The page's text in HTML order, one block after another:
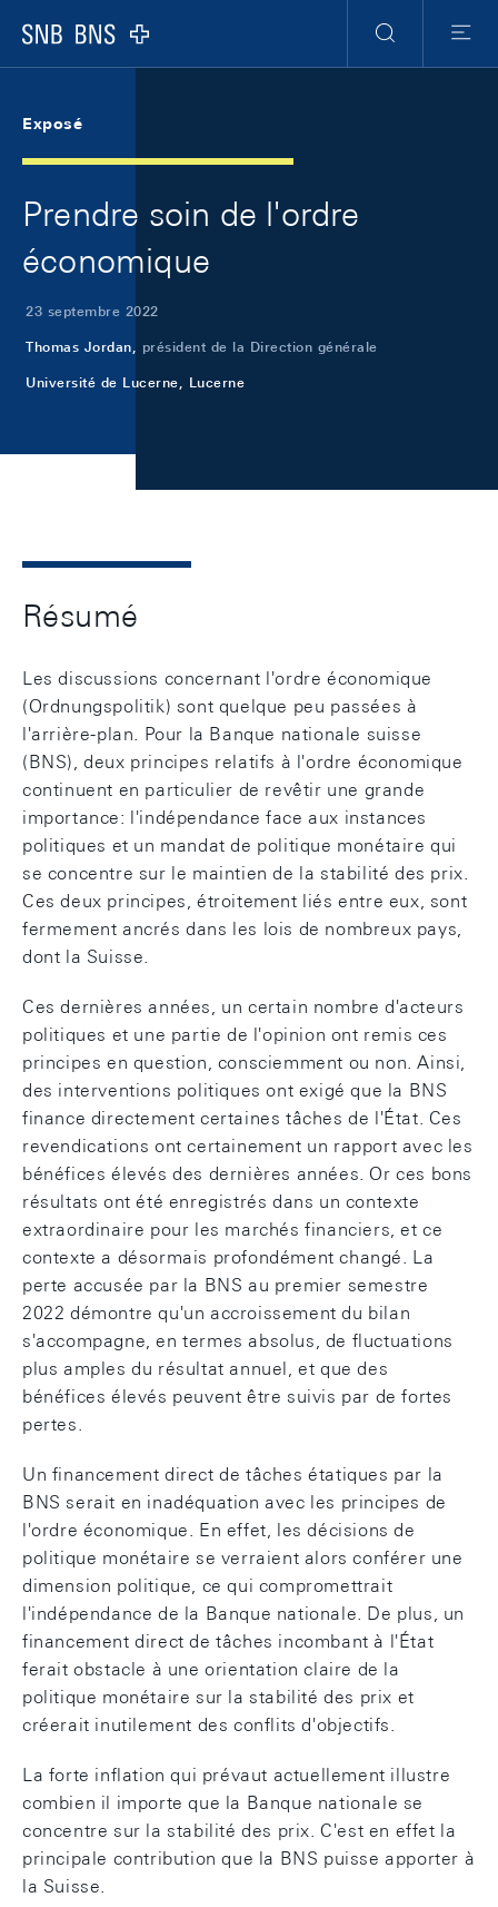
Logo
RechercheMenu
Exposé
Prendre soin de l'ordre
économique
23 septembre 2022
Thomas Jordan, président de la Direction générale
Université de Lucerne, Lucerne
Résumé
Les discussions concernant l'ordre économique
(Ordnungspolitik) sont quelque peu passées à
l'arrière-plan. Pour la Banque nationale suisse
(BNS), deux principes relatifs à l'ordre économique
continuent en particulier de revêtir une grande
importance: l'indépendance face aux instances
politiques et un mandat de politique monétaire qui
se concentre sur le maintien de la stabilité des prix.
Ces deux principes, étroitement liés entre eux, sont
fermement ancrés dans les lois de nombreux pays,
dont la Suisse.
Ces dernières années, un certain nombre d'acteurs
politiques et une partie de l'opinion ont remis ces
principes en question, consciemment ou non. Ainsi,
des interventions politiques ont exigé que la BNS
finance directement certaines tâches de l'État. Ces
revendications ont certainement un rapport avec les
bénéfices élevés des dernières années. Or ces bons
résultats ont été enregistrés dans un contexte
extraordinaire pour les marchés financiers, et ce
contexte a désormais profondément changé. La
perte accusée par la BNS au premier semestre
2022 démontre qu'un accroissement du bilan
s'accompagne, en termes absolus, de fluctuations
plus amples du résultat annuel, et que des
bénéfices élevés peuvent être suivis par de fortes
pertes.
Un financement direct de tâches étatiques par la
BNS serait en inadéquation avec les principes de
l'ordre économique. En effet, les décisions de
politique monétaire se verraient alors conférer une
dimension politique, ce qui compromettrait
l'indépendance de la Banque nationale. De plus, un
financement direct de tâches incombant à l'État
ferait obstacle à une orientation claire de la
politique monétaire sur la stabilité des prix et
créerait inutilement des conflits d'objectifs.
La forte inflation qui prévaut actuellement illustre
combien il importe que la Banque nationale se
concentre sur la stabilité des prix. C'est en effet la
principale contribution que la BNS puisse apporter à
la Suisse.